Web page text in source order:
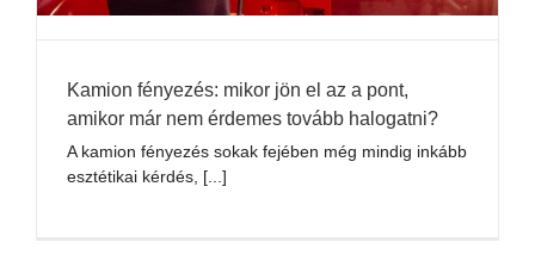
Kamion fényezés: mikor jön el az a pont,
amikor már nem érdemes tovább halogatni?
A kamion fényezés sokak fejében még mindig inkább
esztétikai kérdés, [...]